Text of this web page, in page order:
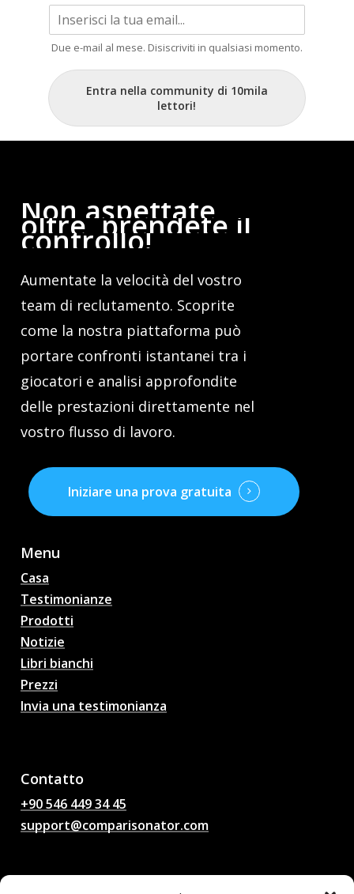
Due e-mail al mese. Disiscriviti in qualsiasi momento.
Entra nella community di 10mila
lettori!
Non aspettate
oltre,prendete il
controllo!
Aumentate la velocità del vostro
team di reclutamento. Scoprite
come la nostra piattaforma può
portare confronti istantanei tra i
giocatori e analisi approfondite
delle prestazioni direttamente nel
vostro flusso di lavoro.
Iniziare una prova gratuita
Menu
Casa
Testimonianze
Prodotti
Notizie
Libri bianchi
Prezzi
Invia una testimonianza
Contatto
+90 546 449 34 45
support@comparisonator.com